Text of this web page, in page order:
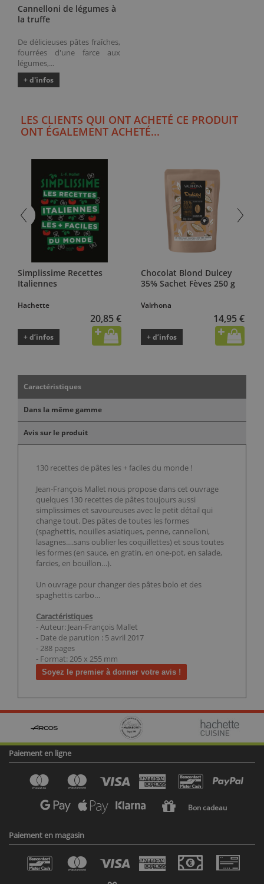
Cannelloni de légumes à
la truffe
De délicieuses pâtes fraîches,
fourrées d'une farce aux
légumes,...
+ d'infos
LES CLIENTS QUI ONT ACHETÉ CE PRODUIT
ONT ÉGALEMENT ACHETÉ...
Simplissime Recettes
Italiennes
Hachette
20,85 €
+ d’infos
Chocolat Blond Dulcey
35% Sachet Fèves 250 g
Valrhona
14,95 €
+ d’infos
Caractéristiques
Dans la même gamme
Avis sur le produit
130 recettes de pâtes les + faciles du monde !
Jean-François Mallet nous propose dans cet ouvrage
quelques 130 recettes de pâtes toujours aussi
simplissimes et savoureuses avec le petit détail qui
change tout. Des pâtes de toutes les formes
(spaghettis, nouilles asiatiques, penne, cannelloni,
lasagnes….sans oublier les coquillettes) et sous toutes
les formes (en sauce, en gratin, en one-pot, en salade,
farcies, en bouillon…).
Un ouvrage pour changer des pâtes bolo et des
spaghettis carbo…
Caractéristiques
- Auteur: Jean-François Mallet
- Date de parution : 5 avril 2017
- 288 pages
- Format: 205 x 255 mm
Soyez le premier à donner votre avis !
Paiement en ligne
Bon cadeau
Paiement en magasin